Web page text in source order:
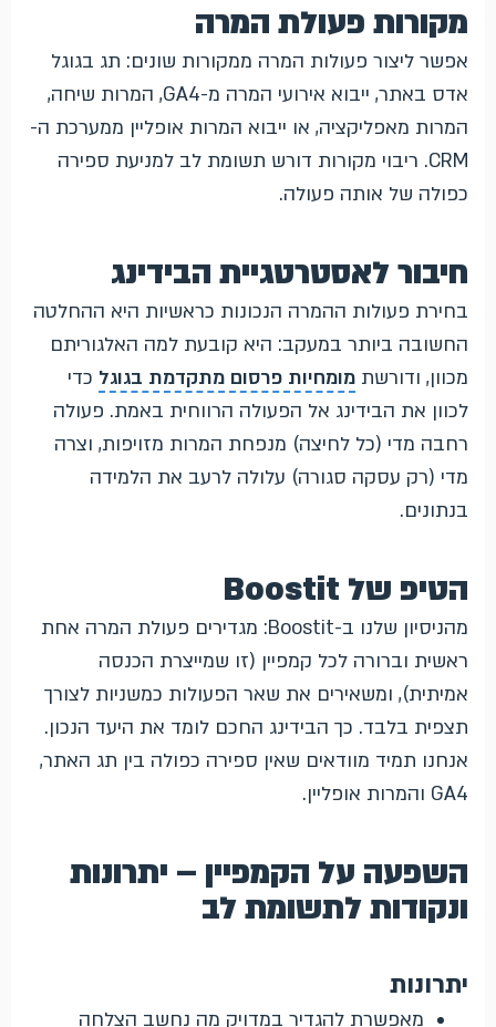
מקורות פעולת המרה
אפשר ליצור פעולות המרה ממקורות שונים: תג בגוגל
אדס באתר, ייבוא אירועי המרה מ-GA4, המרות שיחה,
המרות מאפליקציה, או ייבוא המרות אופליין ממערכת ה-
CRM. ריבוי מקורות דורש תשומת לב למניעת ספירה
כפולה של אותה פעולה.
חיבור לאסטרטגיית הבידינג
בחירת פעולות ההמרה הנכונות כראשיות היא ההחלטה
החשובה ביותר במעקב: היא קובעת למה האלגוריתם
מכוון, ודורשת מומחיות פרסום מתקדמת בגוגל כדי
לכוון את הבידינג אל הפעולה הרווחית באמת. פעולה
רחבה מדי (כל לחיצה) מנפחת המרות מזויפות, וצרה
מדי (רק עסקה סגורה) עלולה לרעב את הלמידה
בנתונים.
הטיפ של Boostit
מהניסיון שלנו ב-Boostit: מגדירים פעולת המרה אחת
ראשית וברורה לכל קמפיין (זו שמייצרת הכנסה
אמיתית), ומשאירים את שאר הפעולות כמשניות לצורך
תצפית בלבד. כך הבידינג החכם לומד את היעד הנכון.
אנחנו תמיד מוודאים שאין ספירה כפולה בין תג האתר,
GA4 והמרות אופליין.
השפעה על הקמפיין – יתרונות
ונקודות לתשומת לב
יתרונות
מאפשרת להגדיר במדויק מה נחשב הצלחה